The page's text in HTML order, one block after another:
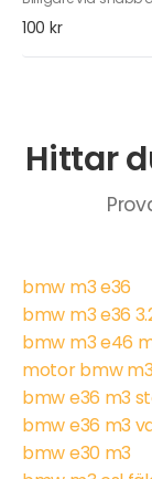
100 kr
Hittar
bmw m3 e36
bmw m3 e36
bmw m3 e46
motor bmw
bmw e36 m3
bmw e36 m3
bmw e30 m3